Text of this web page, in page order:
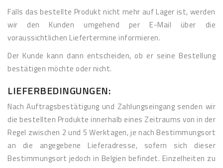
Falls das bestellte Produkt nicht mehr auf Lager ist, werden
wir den Kunden umgehend per E-Mail über die
voraussichtlichen Liefertermine informieren.
Der Kunde kann dann entscheiden, ob er seine Bestellung
bestätigen möchte oder nicht.
LIEFERBEDINGUNGEN:
Nach Auftragsbestätigung und Zahlungseingang senden wir
die bestellten Produkte innerhalb eines Zeitraums von in der
Regel zwischen 2 und 5 Werktagen, je nach Bestimmungsort
an die angegebene Lieferadresse, sofern sich dieser
Bestimmungsort jedoch in Belgien befindet. Einzelheiten zu